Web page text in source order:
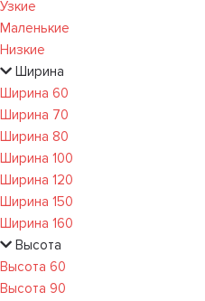
Узкие
Маленькие
Низкие
Ширина
Ширина 60
Ширина 70
Ширина 80
Ширина 100
Ширина 120
Ширина 150
Ширина 160
Высота
Высота 60
Высота 90